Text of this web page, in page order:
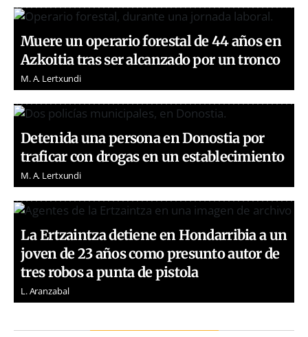
Muere un operario forestal de 44 años en
Azkoitia tras ser alcanzado por un tronco
M. A. Lertxundi
Detenida una persona en Donostia por
traficar con drogas en un establecimiento
M. A. Lertxundi
La Ertzaintza detiene en Hondarribia a un
joven de 23 años como presunto autor de
tres robos a punta de pistola
L. Aranzabal